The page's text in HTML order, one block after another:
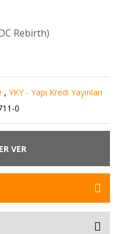
Rebirth)
,YKY - Yapı Kredi Yayınları
0
VER